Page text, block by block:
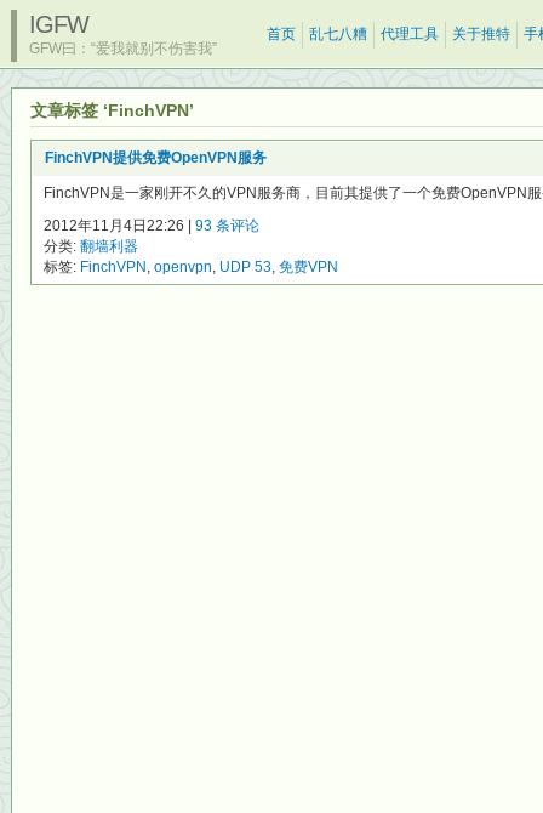
IGFW
GFW曰：“爱我就别不伤害我”
首页 乱七八糟 代理工具 关于推特 手
文章标签 ‘FinchVPN’
FinchVPN提供免费OpenVPN服务
FinchVPN是一家刚开不久的VPN服务商，目前其提供了一个免费OpenVPN
2012年11月4日22:26 | 93 条评论
分类: 翻墙利器
标签: FinchVPN , openvpn, UDP 53, 免费VPN